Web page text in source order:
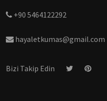
+90 5464122292
hayaletkumas@gmail.com
Bizi Takip Edin